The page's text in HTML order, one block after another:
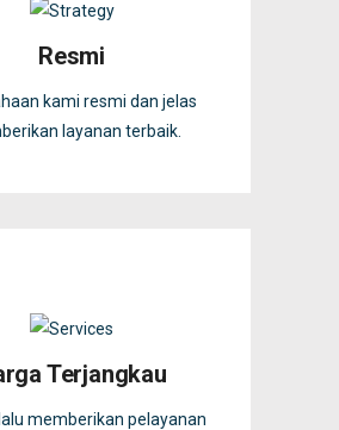
Resmi
kami resmi dan jelas
layanan terbaik.
Terjangkau
memberikan pelayanan